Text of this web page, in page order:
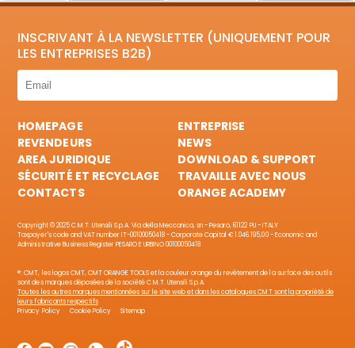
INSCRIVANT À LA NEWSLETTER (UNIQUEMENT POUR
LES ENTREPRISES B2B)
HOMEPAGE
ENTREPRISE
REVENDEURS
NEWS
AREA JURIDIQUE
DOWNLOAD & SUPPORT
SÉCURITÉ ET RECYCLAGE
TRAVAILLE AVEC NOUS
CONTACTS
ORANGE ACADEMY
Copyright © 2025 C.M.T. Utensili S.p.A. Via della Meccanica, sn - Pesaro, 61122 PU - ITALY
Taxpayer's code and VAT number IT-00100050418 - Corporate Capital € 1.046.195,00 - Economic and
Administrative Business Register PESARO E URBINO 00100050418
®: CMT, les logos CMT, CMT ORANGE TOOLS et la couleur orange du revêtement de la surface des outils
sont des marques déposées de la société C.M.T. Utensili S.p.A.
Toutes les autres marques mentionnées sur le site web et dans les catalogues CMT sont la propriété de
leurs fabricants respectifs
Privacy Policy
Cookie Policy Sitemap